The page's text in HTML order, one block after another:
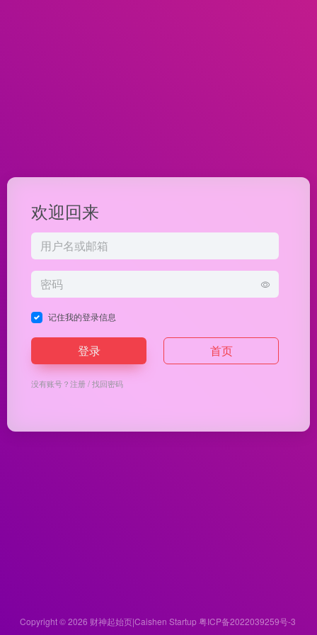
欢迎回来
记住我的登录信息
登录 首页
没有账号？注册/找回密码
Copyright © 2026 财神起始页|Caishen Startup 粤ICP备2022039259号-3